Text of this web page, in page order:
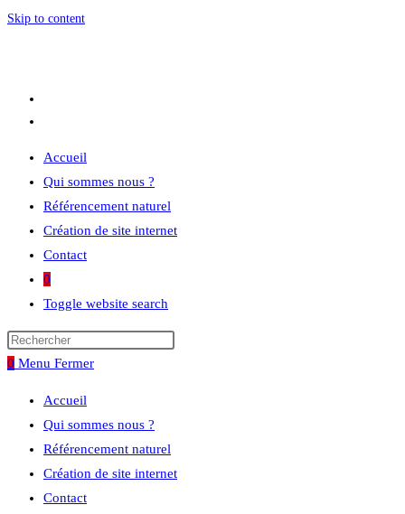
Skip to content
Accueil
Qui sommes nous ?
Référencement naturel
Création de site internet
Contact
0
Toggle website search
0 Menu Fermer
Accueil
Qui sommes nous ?
Référencement naturel
Création de site internet
Contact